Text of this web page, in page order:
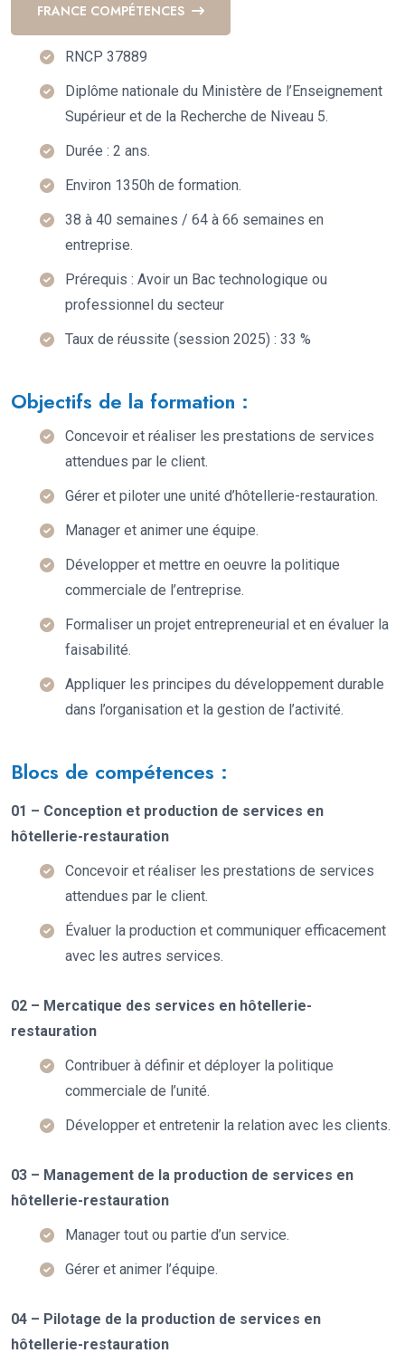
FRANCE COMPÉTENCES
RNCP 37889
Diplôme nationale du Ministère de l’Enseignement
Supérieur et de la Recherche de Niveau 5.
Durée : 2 ans.
Environ 1350h de formation.
38 à 40 semaines / 64 à 66 semaines en
entreprise.
Prérequis : Avoir un Bac technologique ou
professionnel du secteur
Taux de réussite (session 2025) : 33 %
Objectifs de la formation :
Concevoir et réaliser les prestations de services
attendues par le client.
Gérer et piloter une unité d’hôtellerie-restauration.
Manager et animer une équipe.
Développer et mettre en oeuvre la politique
commerciale de l’entreprise.
Formaliser un projet entrepreneurial et en évaluer la
faisabilité.
Appliquer les principes du développement durable
dans l’organisation et la gestion de l’activité.
Blocs de compétences :
01 – Conception et production de services en
hôtellerie-restauration
Concevoir et réaliser les prestations de services
attendues par le client.
Évaluer la production et communiquer efficacement
avec les autres services.
02 – Mercatique des services en hôtellerie-
restauration
Contribuer à définir et déployer la politique
commerciale de l’unité.
Développer et entretenir la relation avec les clients.
03 – Management de la production de services en
hôtellerie-restauration
Manager tout ou partie d’un service.
Gérer et animer l’équipe.
04 – Pilotage de la production de services en
hôtellerie-restauration